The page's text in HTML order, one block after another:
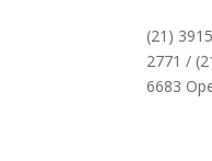
(21)
2771 /
6683